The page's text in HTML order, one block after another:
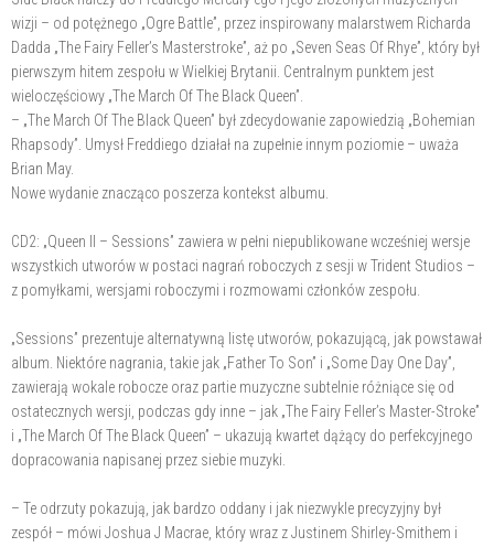
wizji – od potężnego „Ogre Battle”, przez inspirowany malarstwem Richarda
Dadda „The Fairy Feller’s Masterstroke”, aż po „Seven Seas Of Rhye”, który był
pierwszym hitem zespołu w Wielkiej Brytanii. Centralnym punktem jest
wieloczęściowy „The March Of The Black Queen”.
– „The March Of The Black Queen” był zdecydowanie zapowiedzią „Bohemian
Rhapsody”. Umysł Freddiego działał na zupełnie innym poziomie – uważa
Brian May.
Nowe wydanie znacząco poszerza kontekst albumu.
CD2: „Queen II – Sessions” zawiera w pełni niepublikowane wcześniej wersje
wszystkich utworów w postaci nagrań roboczych z sesji w Trident Studios –
z pomyłkami, wersjami roboczymi i rozmowami członków zespołu.
„Sessions” prezentuje alternatywną listę utworów, pokazującą, jak powstawał
album. Niektóre nagrania, takie jak „Father To Son” i „Some Day One Day”,
zawierają wokale robocze oraz partie muzyczne subtelnie różniące się od
ostatecznych wersji, podczas gdy inne – jak „The Fairy Feller’s Master-Stroke”
i „The March Of The Black Queen” – ukazują kwartet dążący do perfekcyjnego
dopracowania napisanej przez siebie muzyki.
– Te odrzuty pokazują, jak bardzo oddany i jak niezwykle precyzyjny był
zespół – mówi Joshua J Macrae, który wraz z Justinem Shirley-Smithem i